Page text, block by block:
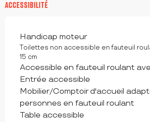
ACCESSIBILITÉ
Handicap moteur
Toilettes non accessible en fauteuil
15 cm
Accessible en fauteuil roulant
Entrée accessible
Mobilier/Comptoir d'accueil
personnes en fauteuil roulant
Table accessible